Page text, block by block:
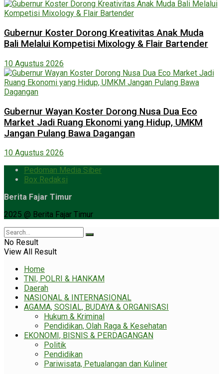
Gubernur Koster Dorong Kreativitas Anak Muda
Bali Melalui Kompetisi Mixology & Flair Bartender
10 Agustus 2026
Gubernur Wayan Koster Dorong Nusa Dua Eco
Market Jadi Ruang Ekonomi yang Hidup, UMKM
Jangan Pulang Bawa Dagangan
10 Agustus 2026
Pedoman Media Siber
Box Redaksi
Berita Fajar Timur
2025 @ Berita Fajar Timur
No Result
View All Result
Home
TNI, POLRI & HANKAM
Daerah
NASIONAL & INTERNASIONAL
AGAMA, SOSIAL, BUDAYA & ORGANISASI
Hukum & Kriminal
Pendidikan, Olah Raga & Kesehatan
EKONOMI, BISNIS & PERDAGANGAN
Politik
Pendidikan
Pariwisata, Petualangan dan Kuliner